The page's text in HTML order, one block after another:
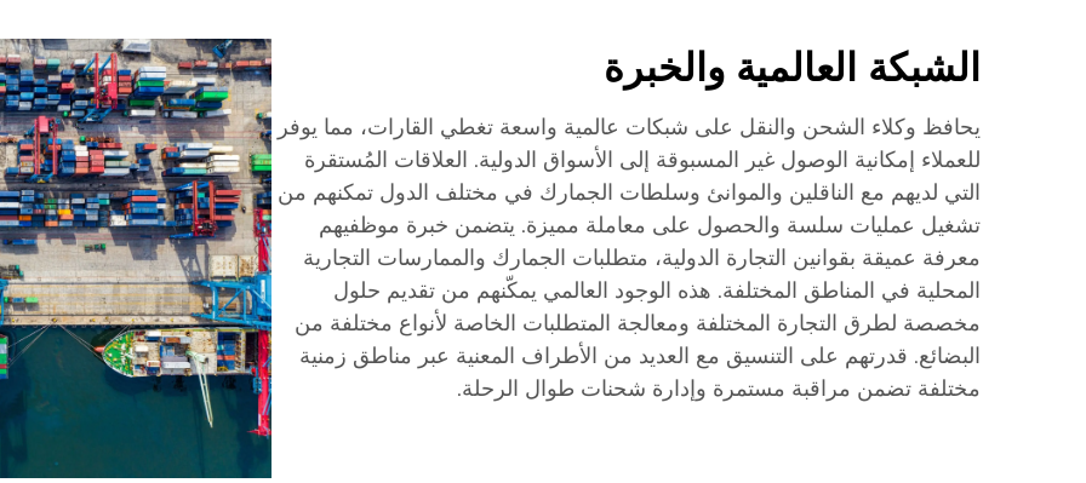
الشبكة العالمية والخبرة
يحافظ وكلاء الشحن والنقل على شبكات عالمية واسعة تغطي القارات، مما يوفر
للعملاء إمكانية الوصول غير المسبوقة إلى الأسواق الدولية. العلاقات المُستقرة
التي لديهم مع الناقلين والموانئ وسلطات الجمارك في مختلف الدول تمكنهم من
تشغيل عمليات سلسة والحصول على معاملة مميزة. يتضمن خبرة موظفيهم
معرفة عميقة بقوانين التجارة الدولية، متطلبات الجمارك والممارسات التجارية
المحلية في المناطق المختلفة. هذه الوجود العالمي يمكّنهم من تقديم حلول
مخصصة لطرق التجارة المختلفة ومعالجة المتطلبات الخاصة لأنواع مختلفة من
البضائع. قدرتهم على التنسيق مع العديد من الأطراف المعنية عبر مناطق زمنية
مختلفة تضمن مراقبة مستمرة وإدارة شحنات طوال الرحلة.